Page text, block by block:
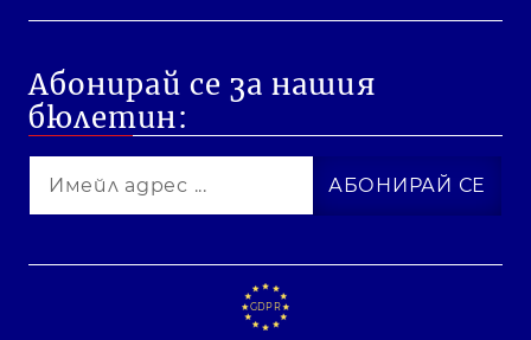
Абонирай се за нашия
бюлетин:
GDPR